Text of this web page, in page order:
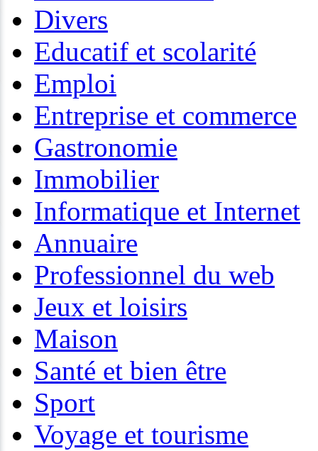
Divers
Educatif et scolarité
Emploi
Entreprise et commerce
Gastronomie
Immobilier
Informatique et Internet
Annuaire
Professionnel du web
Jeux et loisirs
Maison
Santé et bien être
Sport
Voyage et tourisme